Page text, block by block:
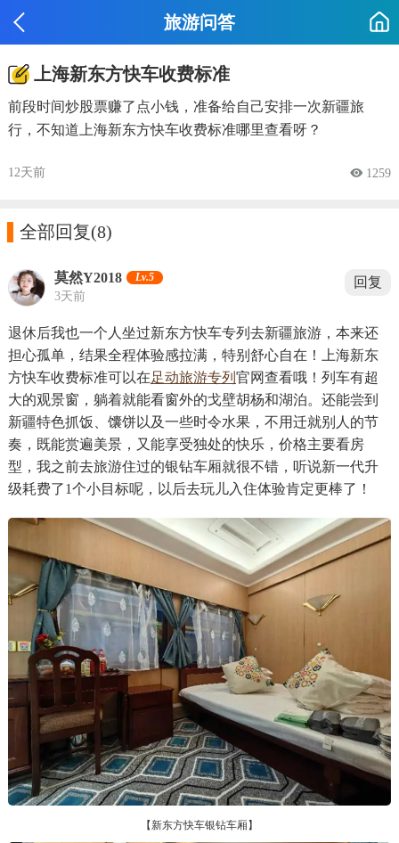
旅游问答
上海新东方快车收费标准
前段时间炒股票赚了点小钱，准备给自己安排一次新疆旅
行，不知道上海新东方快车收费标准哪里查看呀？
12天前  1259
全部回复(8)
莫然Y2018 Lv.5
3天前
回复
退休后我也一个人坐过新东方快车专列去新疆旅游，本来还
担心孤单，结果全程体验感拉满，特别舒心自在！上海新东
方快车收费标准可以在足动旅游专列 官网查看哦！列车有超
大的观景窗，躺着就能看窗外的戈壁胡杨和湖泊。还能尝到
新疆特色抓饭、馕饼以及一些时令水果，不用迁就别人的节
奏，既能赏遍美景，又能享受独处的快乐，价格主要看房
型，我之前去旅游住过的银钻车厢就很不错，听说新一代升
级耗费了1个小目标呢，以后去玩儿入住体验肯定更棒了！
【新东方快车银钻车厢】